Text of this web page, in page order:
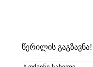
წერილის გაგზავნა!